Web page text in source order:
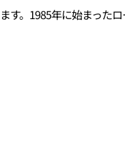
。1985年に始まった